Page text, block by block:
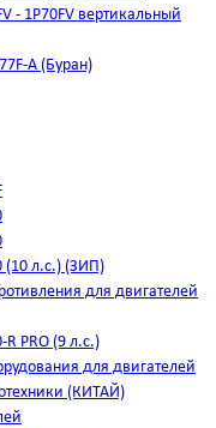
- 1Р70FV вертикальный
A (Буран)
(10 л.с.) (ЗИП)
для двигателей
R PRO (9 л.с.)
для двигателей
(КИТАЙ)